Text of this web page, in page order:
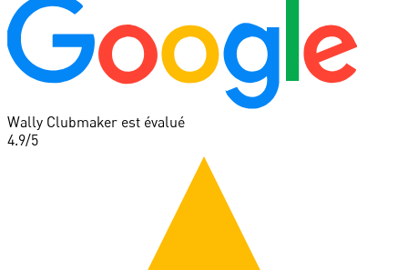
Wally Clubmaker est évalué
4.9/5